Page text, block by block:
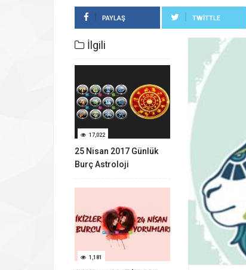
PAYLAŞ TWITTLE
İlgili
17,022
25 Nisan 2017 Günlük
Burç Astroloji
1,181